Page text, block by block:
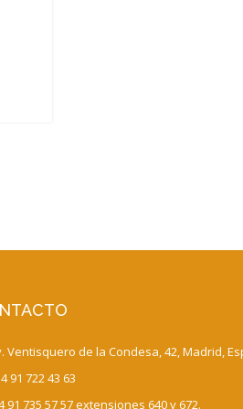
Ventisquero de la Condesa, 42, Madrid,
91 722 43 63
91 735 57 57 extensiones 640 y 672.